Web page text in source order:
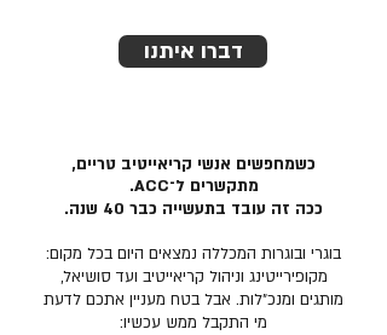
דברו איתנו
כשמחפשים אנשי קריאייטיב טריים,
מתקשרים ל־ACC.
ככה זה עובד בתעשייה כבר 40 שנה.
בוגרי ובוגרות המכללה נמצאים היום בכל מקום:
מקופירייטינג וניהול קריאייטיב ועד סושיאל,
מותגים ומנכ״לות. אבל בטח מעניין אתכם לדעת
מי התקבל ממש עכשיו: